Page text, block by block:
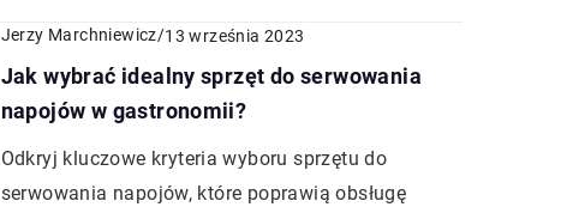
Jerzy Marchniewicz/13 września 2023
Jak wybrać idealny sprzęt do serwowania
napojów w gastronomii?
Odkryj kluczowe kryteria wyboru sprzętu do
serwowania napojów, które poprawią obsługę